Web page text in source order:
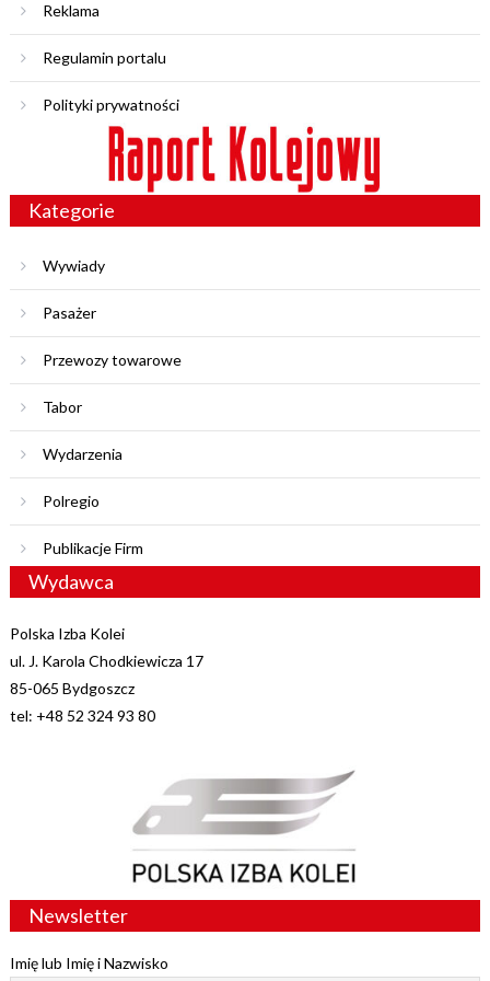
Reklama
Regulamin portalu
Polityki prywatności
Kategorie
Wywiady
Pasażer
Przewozy towarowe
Tabor
Wydarzenia
Polregio
Publikacje Firm
Wydawca
Polska Izba Kolei
ul. J. Karola Chodkiewicza 17
85-065 Bydgoszcz
tel: +48 52 324 93 80
Newsletter
Imię lub Imię i Nazwisko